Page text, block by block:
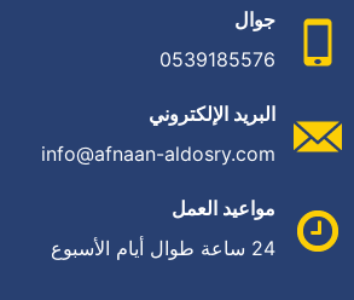
جوال
0539185576
البريد الإلكتروني
info@afnaan-aldosry.com
مواعيد العمل
24 ساعة طوال أيام الأسبوع